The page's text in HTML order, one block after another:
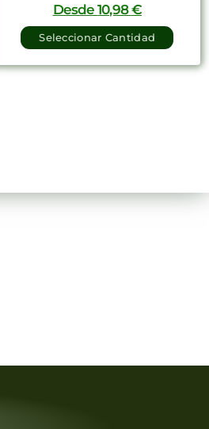
Desde10,98€
Seleccionar Cantidad